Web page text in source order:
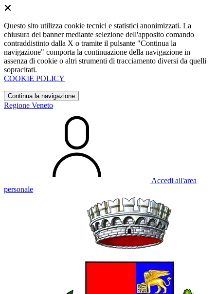
Questo sito utilizza cookie tecnici e statistici anonimizzati. La
chiusura del banner mediante selezione dell'apposito comando
contraddistinto dalla X o tramite il pulsante "Continua la
navigazione" comporta la continuazione della navigazione in
assenza di cookie o altri strumenti di tracciamento diversi da quelli
sopracitati.
COOKIE POLICY
Continua la navigazione
Regione Veneto
Accedi all'area
personale